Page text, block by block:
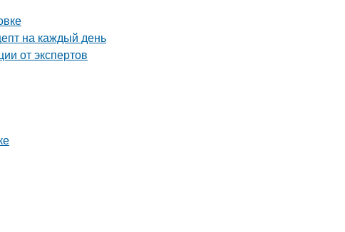
на каждый день
от экспертов